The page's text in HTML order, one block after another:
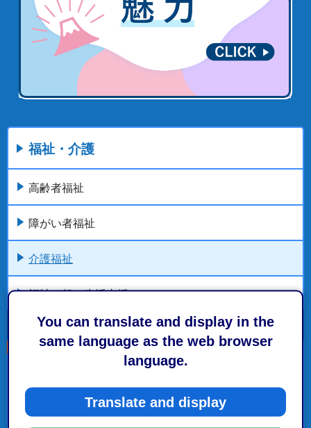
You can translate and display in the
same language as the web browser
language.
Translate and display
福祉・介護
高齢者福祉
障がい者福祉
介護福祉
福祉一般・生活支援
こちらの記事も読まれています。
健康・医療・福祉